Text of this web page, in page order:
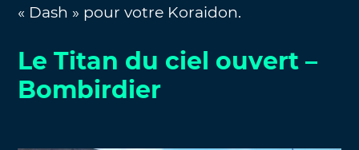
« Dash » pour votre Koraidon.
Le Titan du ciel ouvert –
Bombirdier